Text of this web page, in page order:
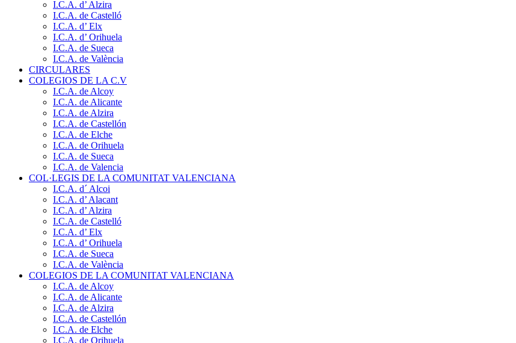
I.C.A. d’ Alzira
I.C.A. de Castelló
I.C.A. d’ Elx
I.C.A. d’ Orihuela
I.C.A. de Sueca
I.C.A. de València
CIRCULARES
COLEGIOS DE LA C.V
I.C.A. de Alcoy
I.C.A. de Alicante
I.C.A. de Alzira
I.C.A. de Castellón
I.C.A. de Elche
I.C.A. de Orihuela
I.C.A. de Sueca
I.C.A. de Valencia
COL·LEGIS DE LA COMUNITAT VALENCIANA
I.C.A. d´ Alcoi
I.C.A. d’ Alacant
I.C.A. d’ Alzira
I.C.A. de Castelló
I.C.A. d’ Elx
I.C.A. d’ Orihuela
I.C.A. de Sueca
I.C.A. de València
COLEGIOS DE LA COMUNITAT VALENCIANA
I.C.A. de Alcoy
I.C.A. de Alicante
I.C.A. de Alzira
I.C.A. de Castellón
I.C.A. de Elche
I.C.A. de Orihuela